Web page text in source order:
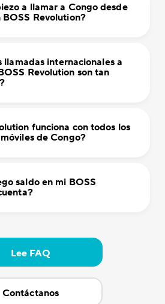
a llamar a Congo desde
BOSS Revolution?
llamadas internacionales a
Revolution son tan
funciona con todos los
de Congo?
saldo en mi BOSS
Lee FAQ
Contáctanos